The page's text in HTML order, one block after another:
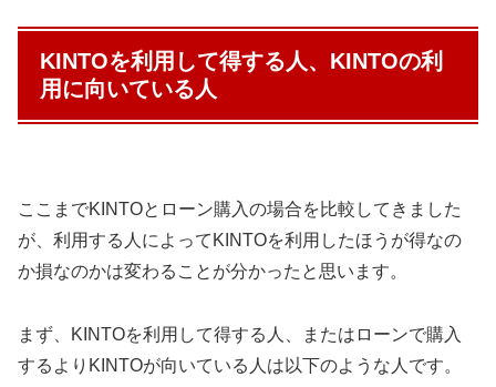
KINTOを利用して得する人、KINTOの利
用に向いている人
ここまでKINTOとローン購入の場合を比較してきました
が、利用する人によってKINTOを利用したほうが得なの
か損なのかは変わることが分かったと思います。
まず、KINTOを利用して得する人、またはローンで購入
するよりKINTOが向いている人は以下のような人です。